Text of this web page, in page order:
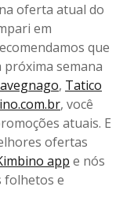
oferta atual do
em
que
próxima semana
, Tatico
, você
atuais. E
ofertas
app e nós
folhetos e